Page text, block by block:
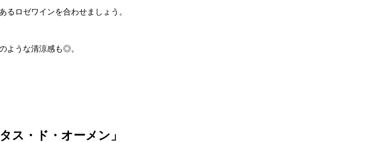
ロゼワインを合わせましょう。
ような清涼感も◎。
ス・ド・オーメン」